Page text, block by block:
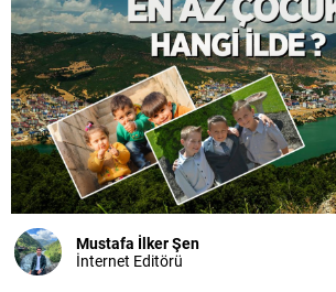
Mustafa İlker Şen
İnternet Editörü